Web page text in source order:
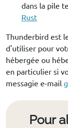
dans la pile
Rust
Thunderbird est
d'utiliser pour
hébergée ou
en particulier si
messagie e-mail
Pour